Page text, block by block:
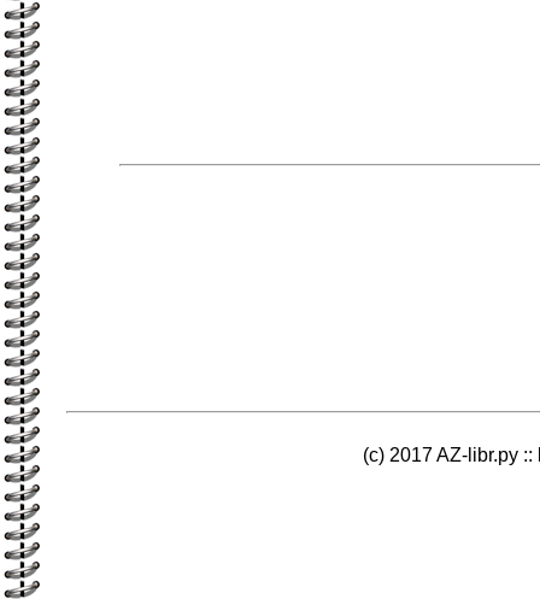
(c) 2017 AZ-libr.ру ::